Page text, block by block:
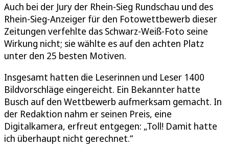
Auch bei der Jury der Rhein-Sieg Rundschau und des
Rhein-Sieg-Anzeiger für den Fotowettbewerb dieser
Zeitungen verfehlte das Schwarz-Weiß-Foto seine
Wirkung nicht; sie wählte es auf den achten Platz
unter den 25 besten Motiven.
Insgesamt hatten die Leserinnen und Leser 1400
Bildvorschläge eingereicht. Ein Bekannter hatte
Busch auf den Wettbewerb aufmerksam gemacht. In
der Redaktion nahm er seinen Preis, eine
Digitalkamera, erfreut entgegen: „Toll! Damit hatte
ich überhaupt nicht gerechnet.“